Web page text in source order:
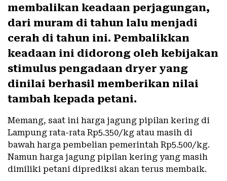
membalikan keadaan perjagungan,
dari muram di tahun lalu menjadi
cerah di tahun ini. Pembalikkan
keadaan ini didorong oleh kebijakan
stimulus pengadaan dryer yang
dinilai berhasil memberikan nilai
tambah kepada petani.
Memang, saat ini harga jagung pipilan kering di
Lampung rata-rata Rp5.350/kg atau masih di
bawah harga pembelian pemerintah Rp5.500/kg.
Namun harga jagung pipilan kering yang masih
dimiliki petani diprediksi akan terus membaik.